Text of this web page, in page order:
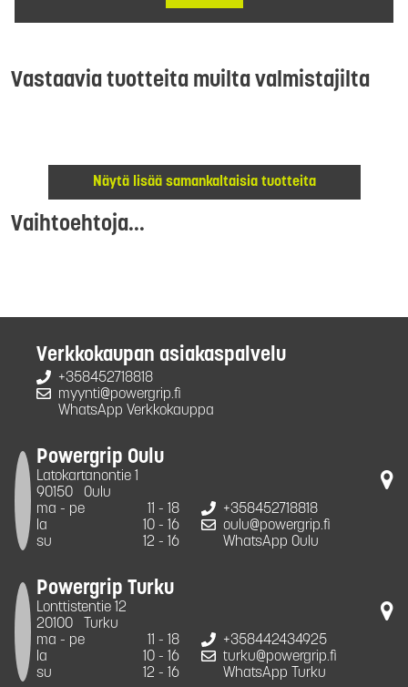
Vastaavia tuotteita muilta valmistajilta
Näytä lisää samankaltaisia tuotteita
Vaihtoehtoja...
Verkkokaupan asiakaspalvelu
+358452718818
myynti@powergrip.fi
WhatsApp Verkkokauppa
Powergrip Oulu
Latokartanontie 1
90150
Oulu
ma - pe
11 - 18
la
10 - 16
su
12 - 16
+358452718818
oulu@powergrip.fi
WhatsApp Oulu
Powergrip Turku
Lonttistentie 12
20100
Turku
ma - pe
11 - 18
la
10 - 16
su
12 - 16
+358442434925
turku@powergrip.fi
WhatsApp Turku